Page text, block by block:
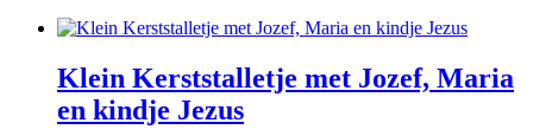
Klein Kerststalletje met Jozef, Maria
en kindje Jezus